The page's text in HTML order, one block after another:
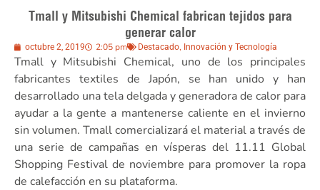
Tmall y Mitsubishi Chemical fabrican tejidos para
generar calor
octubre 2, 2019 2:05 pm Destacado, Innovación y Tecnología
Tmall y Mitsubishi Chemical, uno de los principales
fabricantes textiles de Japón, se han unido y han
desarrollado una tela delgada y generadora de calor para
ayudar a la gente a mantenerse caliente en el invierno
sin volumen. Tmall comercializará el material a través de
una serie de campañas en vísperas del 11.11 Global
Shopping Festival de noviembre para promover la ropa
de calefacción en su plataforma.